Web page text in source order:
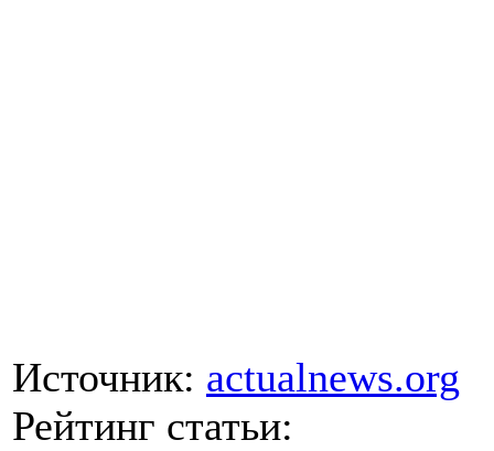
Источник: actualnews.org
Рейтинг статьи: